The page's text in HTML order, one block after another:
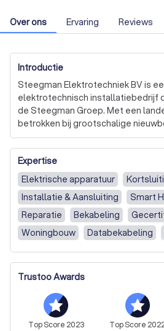
Over ons Ervaring Reviews
Introductie
Steegman Elektrotechniek BV is
elektrotechnisch installatiebedrijf
de Steegman Groep. Met een
betrokken bij grootschalige
renovatieprojecten in de
omvat het ontwerpen, realiseren
hoogwaardige elektrotechnische,
beveiligingsinstallaties. We
onze focus op veiligheid,
milieubewustzijn.
Onze unieke ontwikkeling, het
flexibel en energiebesparend
aanzienlijke energiebesparingen
Daarnaast bieden we een
waaronder het beheer van
24/7 service en onderhoud, en
1010 en NEN 3140 normen.
Expertise
Elektrische apparatuur
Installatie & Aansluiting
Smart
Reparatie
Bekabeling
Woningbouw
Databekabeling
Storingsdienst
Installatie of
Witgoed / Bruingoed
Smart
Installation or connection
Trustoo Awards
TopScore 2023 TopScore